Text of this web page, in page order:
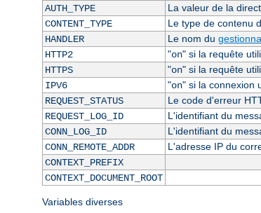
AUTH_TYPE
La valeur de la
CONTENT_TYPE
Le type de contenu
HANDLER
Le nom du
HTTP2
"on" si la requête
HTTPS
"on" si la requête
IPV6
"on" si la connexion
REQUEST_STATUS
Le code d'erreur
REQUEST_LOG_ID
L'identifiant du
CONN_LOG_ID
L'identifiant du
CONN_REMOTE_ADDR
L'adresse IP du
CONTEXT_PREFIX
CONTEXT_DOCUMENT_ROOT
Variables diverses